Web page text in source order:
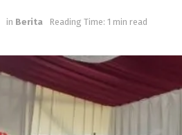
in Berita Reading Time: 1 min read